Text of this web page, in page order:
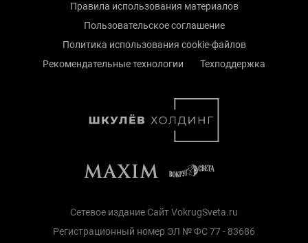
Правила использования материалов
Пользовательское соглашение
Политика использования cookie-файлов
Рекомендательные технологии
Техподдержка
Сетевое издание Сайт VokrugSveta.ru
Регистрационный номер ЭЛ № ФС 77 - 83686